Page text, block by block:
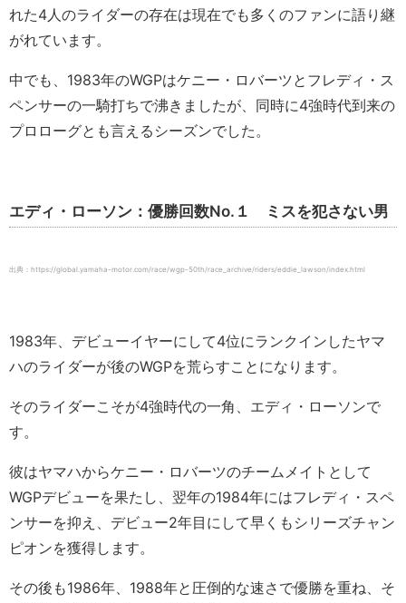
れた4人のライダーの存在は現在でも多くのファンに語り継
がれています。
中でも、1983年のWGPはケニー・ロバーツとフレディ・ス
ペンサーの一騎打ちで沸きましたが、同時に4強時代到来の
プロローグとも言えるシーズンでした。
エディ・ローソン：優勝回数No.１ ミスを犯さない男
出典：https://global.yamaha-motor.com/race/wgp-50th/race_archive/riders/eddie_lawson/index.html
1983年、デビューイヤーにして4位にランクインしたヤマ
ハのライダーが後のWGPを荒らすことになります。
そのライダーこそが4強時代の一角、エディ・ローソンで
す。
彼はヤマハからケニー・ロバーツのチームメイトとして
WGPデビューを果たし、翌年の1984年にはフレディ・スペ
ンサーを抑え、デビュー2年目にして早くもシリーズチャン
ピオンを獲得します。
その後も1986年、1988年と圧倒的な速さで優勝を重ね、そ